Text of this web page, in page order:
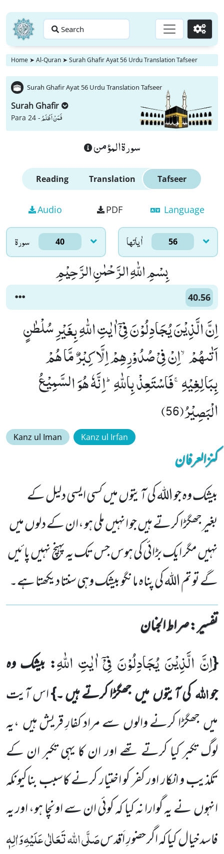
Search Go
Home ➤ Al-Quran ➤ Surah Ghafir Ayat 56 Urdu Translation Tafseer
Surah Ghafir Ayat 56 Urdu Translation Tafseer
Surah Ghafir
Para 24 -فَمَنْ اَظْلَمُ
سورة المؤمن
Reading Translation Tafseer
Audio PDF Language
سورۃ 40 اٰياتها 56
بِسْمِ اللّٰهِ الرَّحْمٰنِ الرَّحِیْمِ
40.56
اِنَّ الَّذِیْنَ یُجَادِلُوْنَ فِیْۤ اٰیٰتِ اللّٰهِ بِغَیْرِ سُلْطٰنٍ
اَتٰىهُمْۙ-اِنْ فِیْ صُدُوْرِهِمْ اِلَّا كِبْرٌ مَّا هُمْ
بِبَالِغِیْهِۚ-فَاسْتَعِذْ بِاللّٰهِؕ-اِنَّهٗ هُوَ السَّمِیْعُ
الْبَصِیْرُ(56)
Kanz ul Iman Kanz ul Irfan
کنزالعرفان
بیشک وہ جو اللہ کی آیتوں میں کسی ایسی دلیل کے
بغیرجھگڑا کرتے ہیں جو انہیں ملی ہو ،ان کے دلوں میں
نہیں مگر ایک بڑائی کی ہوس جس تک یہ پہنچ نہیں پائیں
گے تو تم اللہ کی پناہ مانگو بیشک وہی سنتا دیکھتا ہے۔
تفسیر : ‎صراط الجنان
{اِنَّ الَّذِیْنَ یُجَادِلُوْنَ فِیْۤ اٰیٰتِ اللّٰهِ: بیشک وہ
جواللہکی آیتوں میں جھگڑا کرتے ہیں ۔}اس آیت
میں جھگڑا کرنے والوں سے مراد کفارِ قریش ہیں ،یہ
لوگ تکبر کیا کرتے تھے اور ان کا یہی تکبر ان کے
تکذیب و انکار اور کفر کو اختیار کرنے کاسبب بناکیونکہ
انہوں نے یہ گوارا نہ کیا کہ کوئی ان سے اونچا ہو، اور یہ
فاسد خیال کیا کہ اگر حضورِ اَقدسصَلَّی اللہ تَعَالٰی عَلَیْہِوَاٰلِہٖ